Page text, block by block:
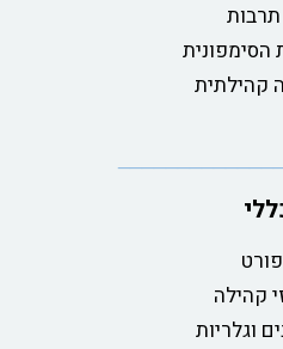
הסימפונית
קהילתית
קהילה
וגלריות